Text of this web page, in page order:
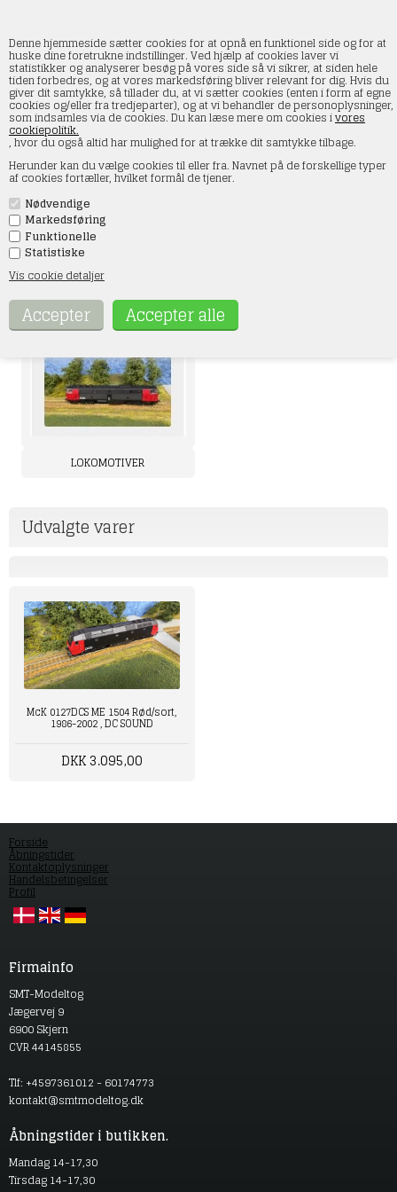
Denne hjemmeside sætter cookies for at opnå en funktionel side og for at
huske dine foretrukne indstillinger. Ved hjælp af cookies laver vi
statistikker og analyserer besøg på vores side så vi sikrer, at siden hele
tiden forbedres, og at vores markedsføring bliver relevant for dig. Hvis du
giver dit samtykke, så tillader du, at vi sætter cookies (enten i form af egne
cookies og/eller fra tredjeparter), og at vi behandler de personoplysninger,
som indsamles via de cookies. Du kan læse mere om cookies ivores
cookiepolitik.
, hvor du også altid har mulighed for at trække dit samtykke tilbage.
Herunder kan du vælge cookies til eller fra. Navnet på de forskellige typer
af cookies fortæller, hvilket formål de tjener.
Nødvendige
Markedsføring
Funktionelle
Statistiske
Vis cookie detaljer
McK
Forside»Rullende materiel»McK
McK modeltog - Køb livagtige McK modeltog i plast og metal. McK
fotos, ved at opmåle og gennem fotografere eksisterende enheder, eller
ved en kombination. Alle McK modeller er konstrueret med et chassis af
op af mange separat fremstillede dele af plast eller metal.
Da udgangspunktet er modeller af rigtige tog, medtages så mange
detaljer som muligt, uanset om de umiddelbart er synlige eller ej.
Håndbøjler, håndtag, balystre o.l. er generelt lavet af metaltråd, og de
fleste trin er lavet af ætset metal.
Alle McK-modeller har fjedrende puffere.
Endvidere er vognene konstrueret til at kunne køre gennem kurver med
cm.
LOKOMOTIVER
Udvalgte varer
McK 0127DCS ME 1504 Rød/sort,
1986-2002 , DC SOUND
DKK 3.095,00
Forside
Åbningstider
Kontaktoplysninger
Handelsbetingelser
Profil
Firmainfo
SMT-Modeltog
Jægervej 9
6900 Skjern
CVR 44145855
Tlf: +4597361012 - 60174773
kontakt@smtmodeltog.dk
Åbningstider i butikken.
Mandag 14-17,30
Tirsdag 14-17,30